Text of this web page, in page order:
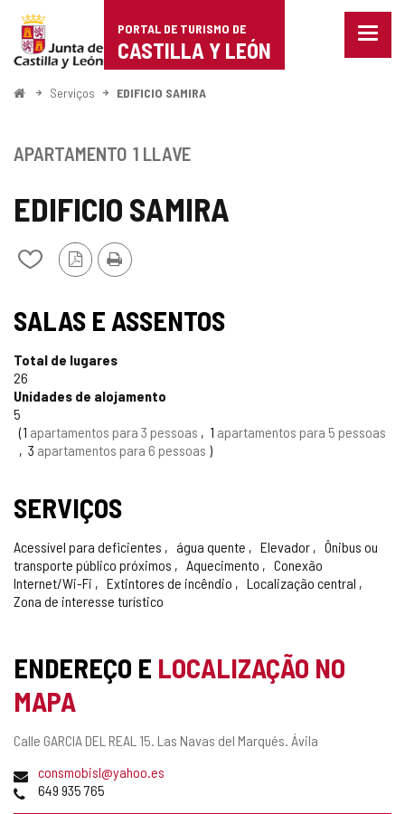
Portal
de
Turismo
Castilla
León
PORTAL DE TURISMO DE
CASTILLA Y LEÓN
Menu
ComeçoServiços EDIFICIO SAMIRA
EDIFICIO SAMIRA
Adicionar
de
meus
Versão
PDF
Imprimir
APARTAMENTO 1 LLAVE
SALAS E ASSENTOS
Total de lugares
26
Unidades de alojamento
5
1 apartamentos para 3 pessoas 1 apartamentos para 5 pessoas
3 apartamentos para 6 pessoas
SERVIÇOS
Acessível para deficientes água quente Elevador
Ônibus ou
transporte público próximos
Aquecimento
Conexão
Internet/Wi-Fi
Extintores de incêndio
Localização central
Zona de interesse turístico
ENDEREÇO E LOCALIZAÇÃO NO
MAPA
Endereço
Calle GARCIA DEL REAL 15. Las Navas del Marqués. Ávila
Endereço
de
consmobisl@yahoo.es
Telefones
649 935 765